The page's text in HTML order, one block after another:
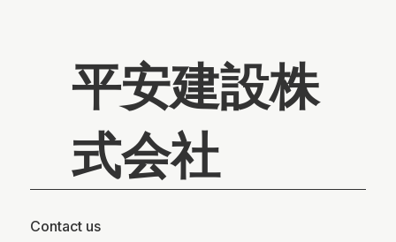
平安建設株
式会社
Contact us